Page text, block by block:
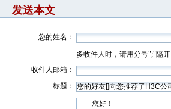
发送本文
您的姓名：
多收件人时，请用分号";"隔开
收件人邮箱：
标题：
您好！